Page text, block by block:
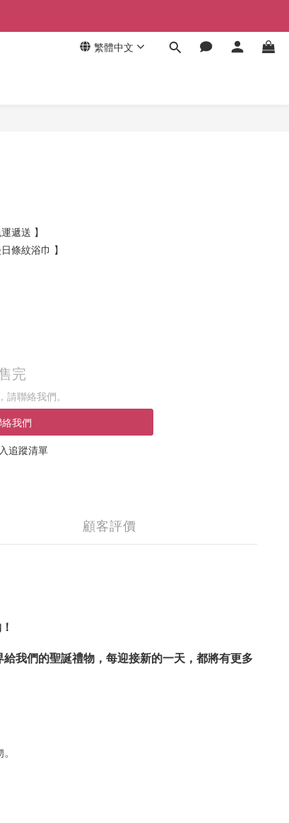
繁體中文
遞送 】
條紋浴巾 】
完
請聯絡我們。
我們
追蹤清單
顧客評價
我們的聖誕禮物，每迎接新的一天，都將有更多